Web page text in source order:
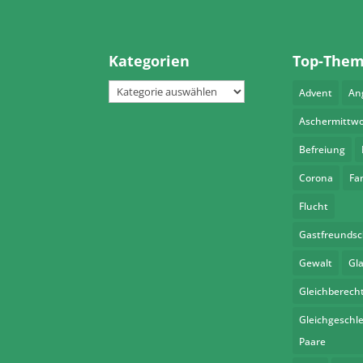
i
v
e
Kategorien
Kategorien
Top-
Advent
Befreiung
Corona
Flucht
Gewalt
Paare